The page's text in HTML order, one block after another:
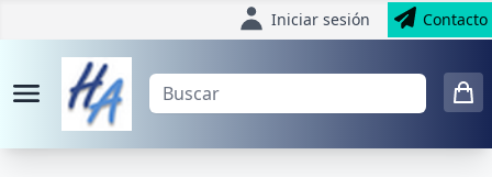
Iniciar sesión Contacto